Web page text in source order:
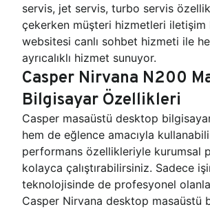
servis, jet servis, turbo servis
çekerken müşteri hizmetleri iletişim
websitesi canlı sohbet hizmeti ile
ayrıcalıklı hizmet sunuyor.
Casper Nirvana N200
Bilgisayar Özellikleri
Casper masaüstü desktop
hem de eğlence amacıyla
performans özellikleriyle kurumsal
kolayca çalıştırabilirsiniz. Sadece
teknolojisinde de profesyonel
Casper Nirvana desktop masaüstü